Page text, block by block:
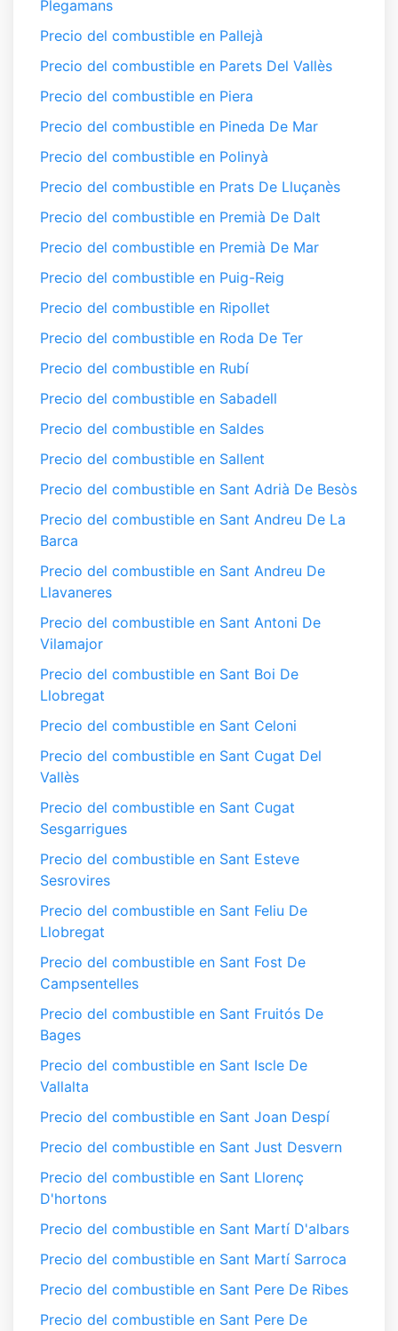
Plegamans
Precio del combustible en Pallejà
Precio del combustible en Parets Del Vallès
Precio del combustible en Piera
Precio del combustible en Pineda De Mar
Precio del combustible en Polinyà
Precio del combustible en Prats De Lluçanès
Precio del combustible en Premià De Dalt
Precio del combustible en Premià De Mar
Precio del combustible en Puig-Reig
Precio del combustible en Ripollet
Precio del combustible en Roda De Ter
Precio del combustible en Rubí
Precio del combustible en Sabadell
Precio del combustible en Saldes
Precio del combustible en Sallent
Precio del combustible en Sant Adrià De Besòs
Precio del combustible en Sant Andreu De La
Barca
Precio del combustible en Sant Andreu De
Llavaneres
Precio del combustible en Sant Antoni De
Vilamajor
Precio del combustible en Sant Boi De
Llobregat
Precio del combustible en Sant Celoni
Precio del combustible en Sant Cugat Del
Vallès
Precio del combustible en Sant Cugat
Sesgarrigues
Precio del combustible en Sant Esteve
Sesrovires
Precio del combustible en Sant Feliu De
Llobregat
Precio del combustible en Sant Fost De
Campsentelles
Precio del combustible en Sant Fruitós De
Bages
Precio del combustible en Sant Iscle De
Vallalta
Precio del combustible en Sant Joan Despí
Precio del combustible en Sant Just Desvern
Precio del combustible en Sant Llorenç
D'hortons
Precio del combustible en Sant Martí D'albars
Precio del combustible en Sant Martí Sarroca
Precio del combustible en Sant Pere De Ribes
Precio del combustible en Sant Pere De